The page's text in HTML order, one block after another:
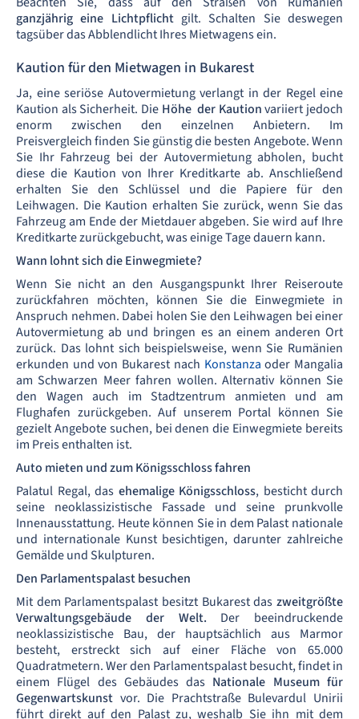
ganzjährig eine Lichtpflichtgilt. Schalten Sie deswegen
tagsüber das Abblendlicht Ihres Mietwagens ein.
Kaution für den Mietwagen in Bukarest
Ja, eine seriöse Autovermietung verlangt in der Regel eine
Kaution als Sicherheit. Die Höhe der Kautionvariiert jedoch
enorm zwischen den einzelnen Anbietern. Im
Preisvergleich finden Sie günstig die besten Angebote. Wenn
Sie Ihr Fahrzeug bei der Autovermietung abholen, bucht
diese die Kaution von Ihrer Kreditkarte ab. Anschließend
erhalten Sie den Schlüssel und die Papiere für den
Leihwagen. Die Kaution erhalten Sie zurück, wenn Sie das
Fahrzeug am Ende der Mietdauer abgeben. Sie wird auf Ihre
Kreditkarte zurückgebucht, was einige Tage dauern kann.
Wann lohnt sich die Einwegmiete?
Wenn Sie nicht an den Ausgangspunkt Ihrer Reiseroute
zurückfahren möchten, können Sie die Einwegmiete in
Anspruch nehmen. Dabei holen Sie den Leihwagen bei einer
Autovermietung ab und bringen es an einem anderen Ort
zurück. Das lohnt sich beispielsweise, wenn Sie Rumänien
erkunden und von Bukarest nach Konstanzaoder Mangalia
am Schwarzen Meer fahren wollen. Alternativ können Sie
den Wagen auch im Stadtzentrum anmieten und am
Flughafen zurückgeben. Auf unserem Portal können Sie
gezielt Angebote suchen, bei denen die Einwegmiete bereits
im Preis enthalten ist.
Auto mieten und zum Königsschloss fahren
Palatul Regal, das ehemalige Königsschloss, besticht durch
seine neoklassizistische Fassade und seine prunkvolle
Innenausstattung. Heute können Sie in dem Palast nationale
und internationale Kunst besichtigen, darunter zahlreiche
Gemälde und Skulpturen.
Den Parlamentspalast besuchen
Mit dem Parlamentspalast besitzt Bukarest das zweitgrößte
Verwaltungsgebäude der Welt. Der beeindruckende
neoklassizistische Bau, der hauptsächlich aus Marmor
besteht, erstreckt sich auf einer Fläche von 65.000
Quadratmetern. Wer den Parlamentspalast besucht, findet in
einem Flügel des Gebäudes das Nationale Museum für
Gegenwartskunst vor. Die Prachtstraße Bulevardul Unirii
führt direkt auf den Palast zu, weshalb Sie ihn mit dem